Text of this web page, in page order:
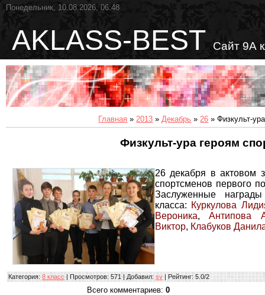
Понедельник, 10.08.2026, 06:48
AKLASS-BEST Сайт 9А
Главная » 2013 » Декабрь » 26 » Физкульт-
Физкульт-ура героям
26 декабря в актовом
спортсменов первого
Заслуженные
класса: Куркулова
Вероника,Антипова
Виктор, Клабуков
Категория: 8 класс | Просмотров: 571 | Добавил: sv | Рейтинг: 5.0/2
Всего комментариев: 0